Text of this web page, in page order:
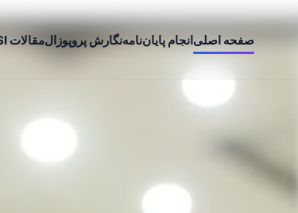
صفحه اصلی انجام پایان‌نامهنگارش پروپوزالمقالات ISI